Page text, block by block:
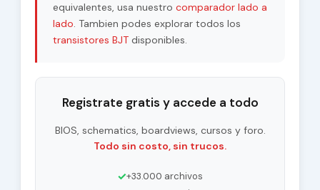
equivalentes, usa nuestro comparador lado a
lado. Tambien podes explorar todos los
transistores BJTdisponibles.
Registrate gratis y accede a todo
BIOS, schematics, boardviews, cursos y foro.
Todo sin costo, sin trucos.
✓+33.000 archivos